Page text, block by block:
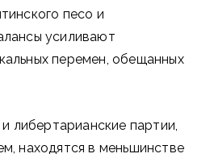
песо и
усиливают
перемен, обещанных
либертарианские партии,
находятся в меньшинстве